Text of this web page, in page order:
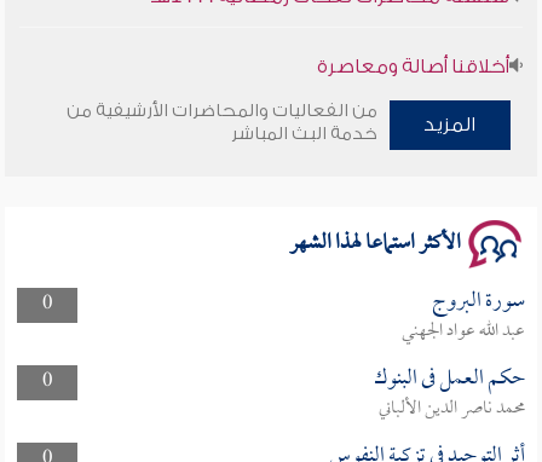
أخلاقنا أصالة ومعاصرة
وأمنهم من خوف 9
المزيد
من الفعاليات والمحاضرات الأرشيفية من
خدمة البث المباشر
الأكثر استماعا لهذا الشهر
0 سورة البروج
عبد الله عواد الجهني
0
حكم العمل فى البنوك
محمد ناصر الدين الألباني